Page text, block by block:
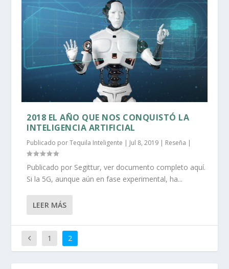
2018 EL AÑO QUE NOS CONQUISTÓ LA
INTELIGENCIA ARTIFICIAL
Publicado porTequila Inteligente | Jul 8, 2019 | Reseña |
Publicado por Segittur, ver documento completo aquí.
Si la 5G, aunque aún en fase experimental, ha...
LEER MÁS
1 2